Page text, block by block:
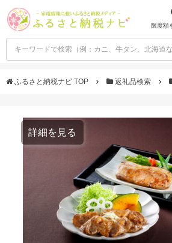
限度額
ふるさと納税ナビ TOP 返礼品検索
詳細を見る